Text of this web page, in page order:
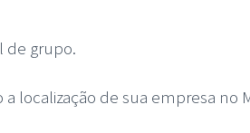
de grupo.
localização de sua empresa no